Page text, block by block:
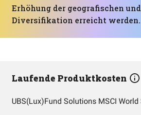
Erhöhung der geografischen
Diversifikation erreicht werden.
Laufende Produktkosten